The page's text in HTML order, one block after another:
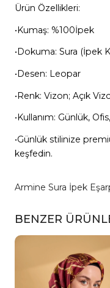
Ürün Özellikleri:
•Kumaş: %100İpek
•Dokuma: Sura (İpek
•Desen: Leopar
•Renk: Vizon; Açık
•Kullanım: Günlük,
•Günlük stilinize
keşfedin.
Armine Sura İpek
BENZER